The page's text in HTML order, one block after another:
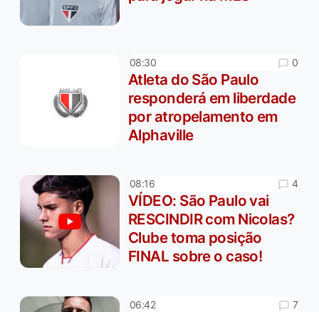
08:30 0
Atleta do São Paulo
responderá em liberdade
por atropelamento em
Alphaville
08:16 4
VÍDEO: São Paulo vai
RESCINDIR com Nicolas?
Clube toma posição
FINAL sobre o caso!
06:42 7